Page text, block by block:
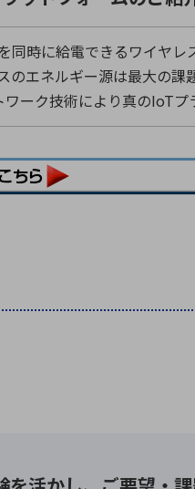
同時に給電できるワイヤ
エネルギー源は最大の課
ーク技術により真のIoTプ